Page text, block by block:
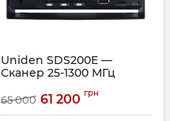
Uniden SDS200E —
Сканер 25-1300 МГц
65 000 61 200 грн